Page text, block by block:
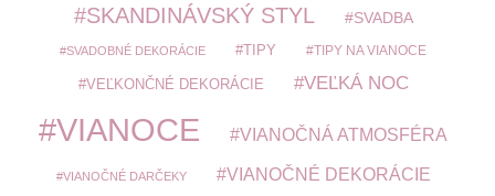
SKANDINÁVSKÝ STYL SVADBA
SVADOBNÉ DEKORÁCIE TIPY TIPY NA VIANOCE
VEĽKONČNÉ DEKORÁCIE VEĽKÁ NOC
VIANOCE VIANOČNÁ ATMOSFÉRA
VIANOČNÉ DARČEKY VIANOČNÉ DEKORÁCIE